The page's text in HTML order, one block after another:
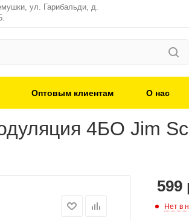
ул. Гарибальди, д.
Оптовым клиентам О нас
4БО Jim
599
Нет в